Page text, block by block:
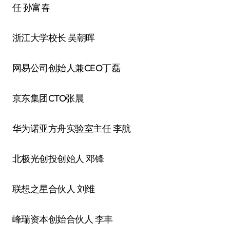
任 孙富春
浙江大学校长 吴朝晖
网易公司创始人兼CEO丁磊
京东集团CTO张晨
华为诺亚方舟实验室主任 李航
北极光创投创始人 邓锋
联想之星合伙人 刘维
峰瑞资本创始合伙人 李丰